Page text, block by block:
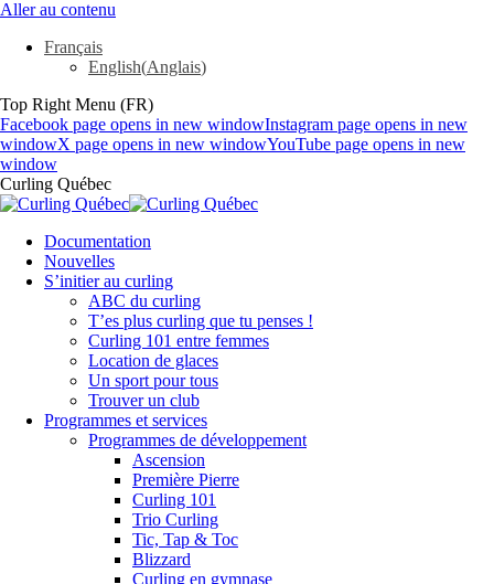
Aller au contenu
Français
English(Anglais)
Top Right Menu (FR)
Facebook page opens in new windowInstagram page opens in new
windowX page opens in new windowYouTube page opens in new
window
Curling Québec
Documentation
Nouvelles
S’initier au curling
ABC du curling
T’es plus curling que tu penses !
Curling 101 entre femmes
Location de glaces
Un sport pour tous
Trouver un club
Programmes et services
Programmes de développement
Ascension
Première Pierre
Curling 101
Trio Curling
Tic, Tap & Toc
Blizzard
Curling en gymnase